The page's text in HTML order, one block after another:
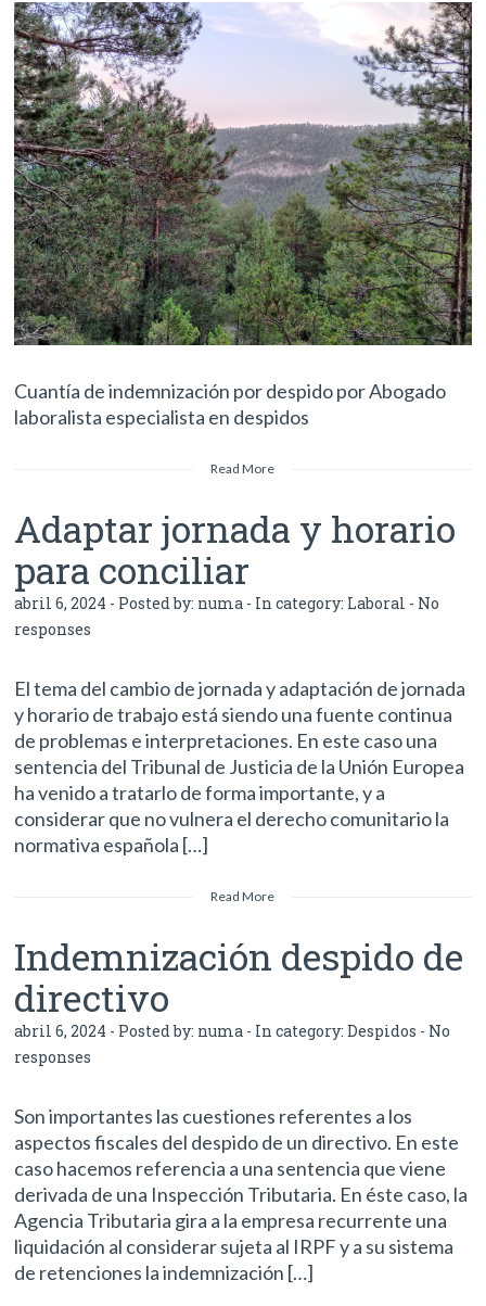
Cuantía de indemnización por despido por Abogado
laboralista especialista en despidos
Read More
Adaptar jornada y horario
para conciliar
abril 6, 2024 - Posted by: numa - In category: Laboral - No
responses
El tema del cambio de jornada y adaptación de jornada
y horario de trabajo está siendo una fuente continua
de problemas e interpretaciones. En este caso una
sentencia del Tribunal de Justicia de la Unión Europea
ha venido a tratarlo de forma importante, y a
considerar que no vulnera el derecho comunitario la
normativa española […]
Read More
Indemnización despido de
directivo
abril 6, 2024 - Posted by: numa - In category:Despidos - No
responses
Son importantes las cuestiones referentes a los
aspectos fiscales del despido de un directivo. En este
caso hacemos referencia a una sentencia que viene
derivada de una Inspección Tributaria. En éste caso, la
Agencia Tributaria gira a la empresa recurrente una
liquidación al considerar sujeta al IRPF y a su sistema
de retenciones la indemnización […]